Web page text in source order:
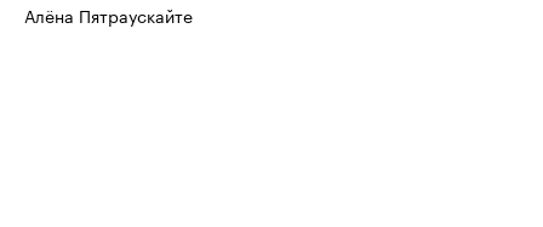
Алёна Пятраускайте